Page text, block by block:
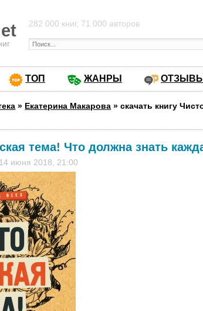
282 000 книг, 71 000 авторов
ТОП ЖАНРЫ ОТЗЫВЫ
» Екатерина Макарова »скачать книгу
тема! Что должна знать
июня 2018, 21:00